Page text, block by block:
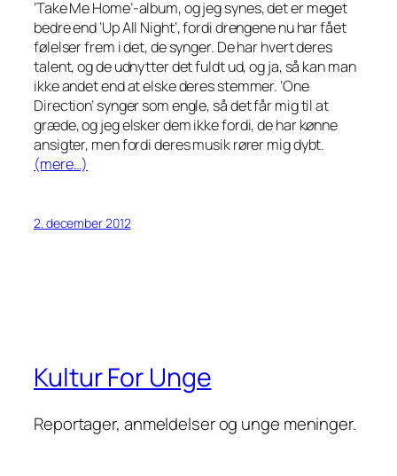
‘Take Me Home’-album, og jeg synes, det er meget
bedre end ‘Up All Night’, fordi drengene nu har fået
følelser frem i det, de synger. De har hvert deres
talent, og de udnytter det fuldt ud, og ja, så kan man
ikke andet end at elske deres stemmer. ‘One
Direction’ synger som engle, så det får mig til at
græde, og jeg elsker dem ikke fordi, de har kønne
ansigter, men fordi deres musik rører mig dybt.
(mere…)
2. december 2012
Kultur For Unge
Reportager, anmeldelser og unge meninger.